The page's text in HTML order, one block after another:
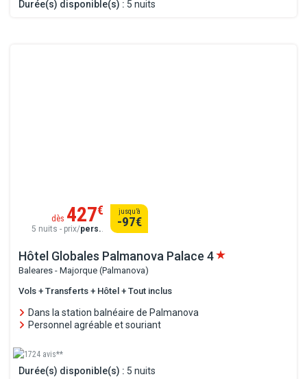
Durée(s) disponible(s) : 5 nuits
Hôtel Globales Palmanova Palace 4
Baleares - Majorque (Palmanova)
Vols + Transferts + Hôtel + Tout inclus
Dans la station balnéaire de Palmanova
Personnel agréable et souriant
1724 avis**
Durée(s) disponible(s) : 5 nuits
dès 427€
5 nuits - prix/pers..
jusqu’à
-97€